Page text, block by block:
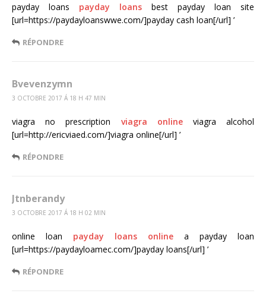
payday loans payday loans best payday loan site
[url=https://paydayloanswwe.com/]payday cash loan[/url] ’
RÉPONDRE
Bvevenzymn
3 OCTOBRE 2017 Á 18 H 47 MIN
viagra no prescription viagra onlineviagra alcohol
[url=http://ericviaed.com/]viagra online[/url] ’
RÉPONDRE
Jtnberandy
3 OCTOBRE 2017 Á 18 H 02 MIN
online loan payday loans online a payday loan
[url=https://paydayloamec.com/]payday loans[/url] ’
RÉPONDRE